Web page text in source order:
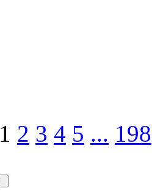
1 2 3 4 5 ... 198